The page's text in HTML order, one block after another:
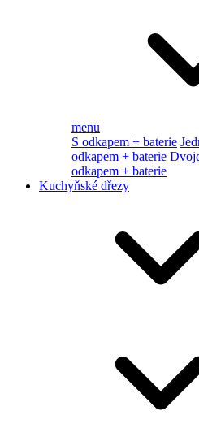
menu
S odkapem + baterie
odkapem + baterie
odkapem + baterie
Kuchyňské dřezy